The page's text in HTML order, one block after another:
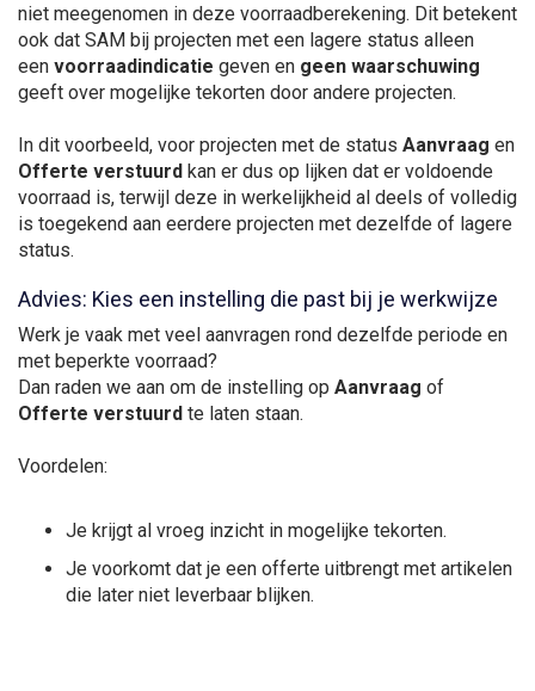
niet meegenomen in deze voorraadberekening. Dit betekent
ook dat SAM bij projecten met een lagere status alleen
een voorraadindicatie geven en geen waarschuwing
geeft over mogelijke tekorten door andere projecten.
In dit voorbeeld, voor projecten met de status Aanvraag en
Offerte verstuurd kan er dus op lijken dat er voldoende
voorraad is, terwijl deze in werkelijkheid al deels of volledig
is toegekend aan eerdere projecten met dezelfde of lagere
status.
Advies: Kies een instelling die past bij je werkwijze
Werk je vaak met veel aanvragen rond dezelfde periode en
met beperkte voorraad?
Dan raden we aan om de instelling op Aanvraag of
Offerte verstuurd te laten staan.
Voordelen:
Je krijgt al vroeg inzicht in mogelijke tekorten.
Je voorkomt dat je een offerte uitbrengt met artikelen
die later niet leverbaar blijken.